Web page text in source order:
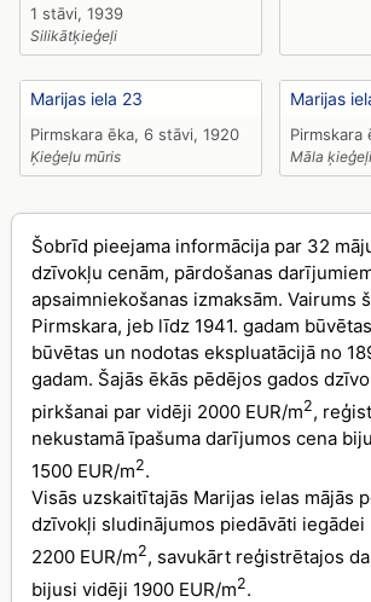
1 stāvi, 1939
Silikātķieģeļi
Marijas iela 23
Pirmskara ēka, 6 stāvi, 1920
Ķieģeļu mūris
Marijas
Pirmskara
Māla ķieģeļi
Šobrīd pieejama informācija par 32
dzīvokļu cenām, pārdošanas
apsaimniekošanas izmaksām. Vairums
Pirmskara, jeb līdz 1941. gadam
būvētas un nodotas ekspluatācijā no
gadam. Šajās ēkās pēdējos gados
pirkšanai par vidēji 2000 EUR/m2,
nekustamā īpašuma darījumos cena
1500 EUR/m2.
Visās uzskaitītajās Marijas ielas mājās
dzīvokļi sludinājumos piedāvāti iegādei
2200 EUR/m2, savukārt reģistrētajos
bijusi vidēji 1900 EUR/m2.